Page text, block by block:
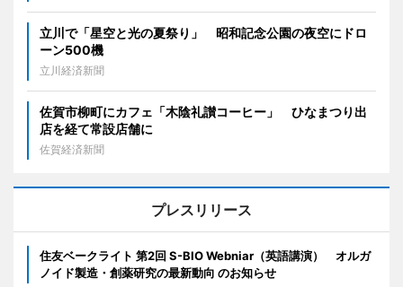
立川で「星空と光の夏祭り」 昭和記念公園の夜空にドロ
ーン500機
立川経済新聞
佐賀市柳町にカフェ「木陰礼讃コーヒー」 ひなまつり出
店を経て常設店舗に
佐賀経済新聞
プレスリリース
住友ベークライト 第2回 S-BIO Webniar（英語講演） オルガ
ノイド製造・創薬研究の最新動向 のお知らせ